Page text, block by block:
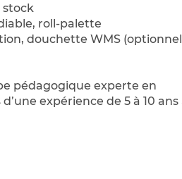
stock
roll-palette
douchette WMS
pédagogique experte en
expérience de 5 à 10 ans